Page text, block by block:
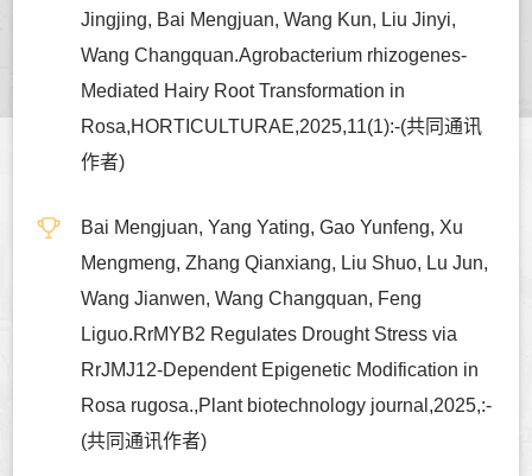
Jingjing, Bai Mengjuan, Wang Kun, Liu Jinyi,
Wang Changquan.Agrobacterium rhizogenes-
Mediated Hairy Root Transformation in
Rosa,HORTICULTURAE,2025,11(1):-(共同通讯
作者)
Bai Mengjuan, Yang Yating, Gao Yunfeng, Xu
Mengmeng, Zhang Qianxiang, Liu Shuo, Lu Jun,
Wang Jianwen, Wang Changquan, Feng
Liguo.RrMYB2 Regulates Drought Stress via
RrJMJ12-Dependent Epigenetic Modification in
Rosa rugosa.,Plant biotechnology journal,2025,:-
(共同通讯作者)